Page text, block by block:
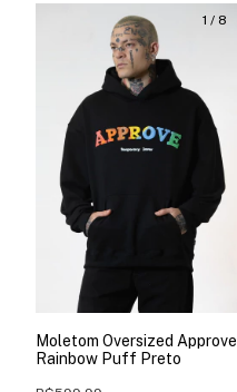
1 / 8
Moletom Oversized Approve
Rainbow Puff Preto